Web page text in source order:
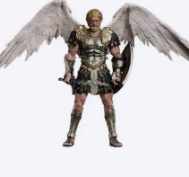
série
filmov
karikatúry